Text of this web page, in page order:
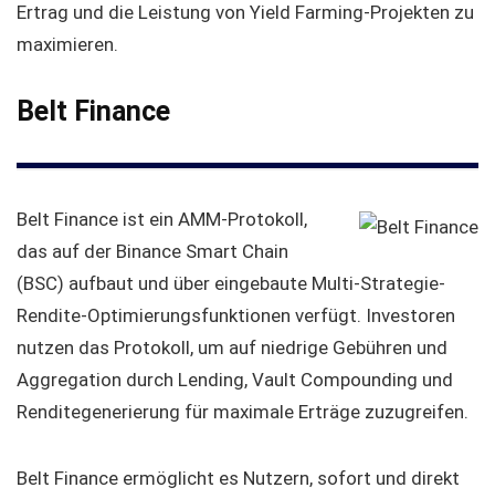
Ertrag und die Leistung von Yield Farming-Projekten zu
maximieren.
Belt Finance
Belt Finance ist ein AMM-Protokoll,
das auf der Binance Smart Chain
(BSC) aufbaut und über eingebaute Multi-Strategie-
Rendite-Optimierungsfunktionen verfügt. Investoren
nutzen das Protokoll, um auf niedrige Gebühren und
Aggregation durch Lending, Vault Compounding und
Renditegenerierung für maximale Erträge zuzugreifen.
Belt Finance ermöglicht es Nutzern, sofort und direkt